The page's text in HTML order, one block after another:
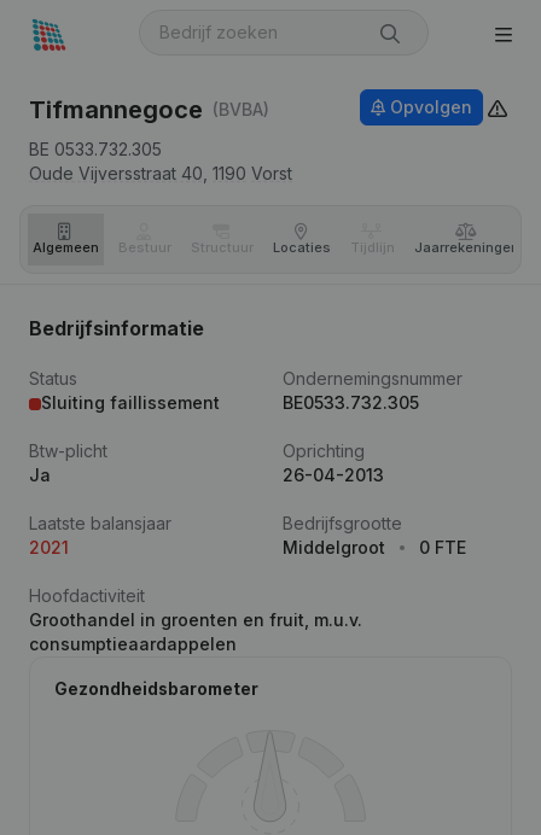
Tifmannegoce (BVBA)
BE 0533.732.305
Oude Vijversstraat 40, 1190 Vorst
Opvolgen
Algemeen Bestuur Structuur Locaties Tijdlijn Jaar­rekeningen
Bedrijfsinformatie
Status
Sluiting faillissement
Ondernemingsnummer
BE0533.732.305
Btw-plicht
Ja
Oprichting
26-04-2013
Laatste balansjaar
2021
Bedrijfsgrootte
Middelgroot
0 FTE
Hoofdactiviteit
Groothandel in groenten en fruit, m.u.v.
consumptieaardappelen
Gezondheidsbarometer